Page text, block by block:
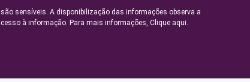
sensíveis. A disponibilização das informações observa a
à informação. Para mais informações, Clique aqui.